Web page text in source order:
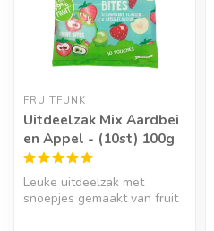
FRUITFUNK
Uitdeelzak Mix Aardbei
en Appel - (10st) 100g
Leuke uitdeelzak met
snoepjes gemaakt van fruit